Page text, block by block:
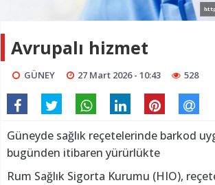
Avrupalı hizmet
GÜNEY 27 Mart 2026 - 10:43 528
Güneyde sağlık reçetelerinde barkod
bugünden itibaren yürürlükte
Rum Sağlık Sigorta Kurumu (HIO),